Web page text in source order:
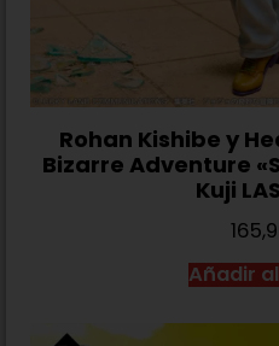
Rohan Kishibe y
Bizarre Adventure
Kuji
Añadir